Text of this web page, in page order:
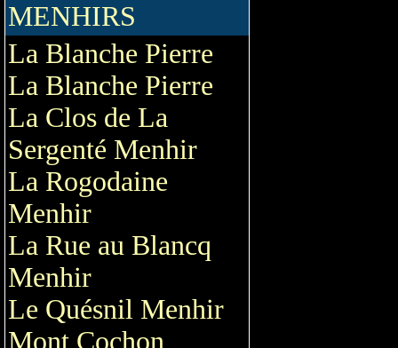
MENHIRS
La Blanche Pierre
La Blanche Pierre
La Clos de La
Sergenté Menhir
La Rogodaine
Menhir
La Rue au Blancq
Menhir
Le Quésnil Menhir
Mont Cochon